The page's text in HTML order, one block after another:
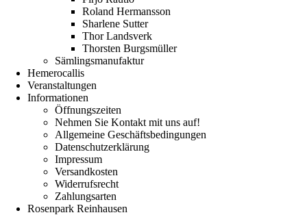
Roland Hermansson
Sharlene Sutter
Thor Landsverk
Thorsten Burgsmüller
Sämlingsmanufaktur
Hemerocallis
Veranstaltungen
Informationen
Öffnungszeiten
Nehmen Sie Kontakt mit uns auf!
Allgemeine Geschäftsbedingungen
Datenschutzerklärung
Impressum
Versandkosten
Widerrufsrecht
Zahlungsarten
Rosenpark Reinhausen